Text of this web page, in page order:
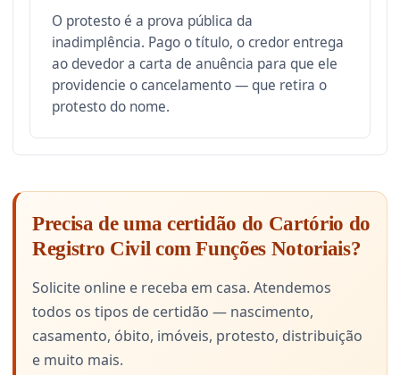
O protesto é a prova pública da
inadimplência. Pago o título, o credor entrega
ao devedor a carta de anuência para que ele
providencie o cancelamento — que retira o
protesto do nome.
Precisa de uma certidão do Cartório do
Registro Civil com Funções Notoriais?
Solicite online e receba em casa. Atendemos
todos os tipos de certidão — nascimento,
casamento, óbito, imóveis, protesto, distribuição
e muito mais.